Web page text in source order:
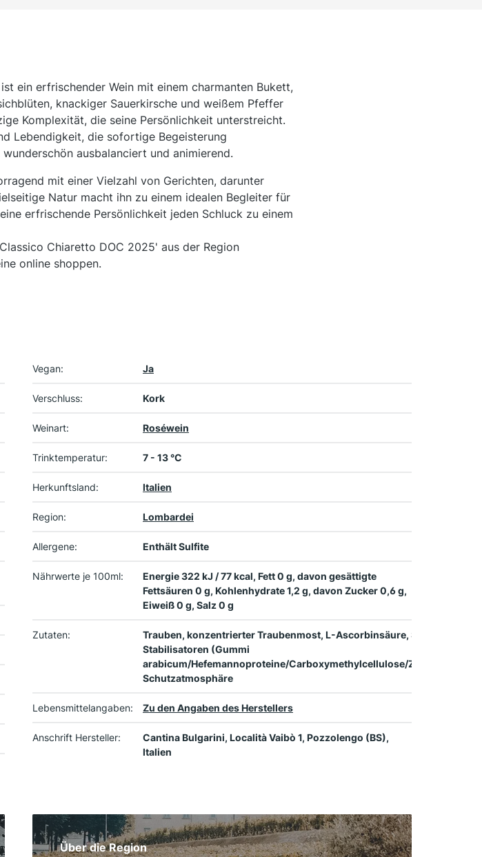
ein erfrischender Wein mit einem charmanten Bukett,
knackiger Sauerkirsche und weißem Pfeffer
Komplexität, die seine Persönlichkeit unterstreicht.
Lebendigkeit, die sofortige Begeisterung
ausbalanciert und animierend.
mit einer Vielzahl von Gerichten, darunter
Natur macht ihn zu einem idealen Begleiter für
erfrischende Persönlichkeit jeden Schluck zu einem
Chiaretto DOC 2025' aus der Region
online shoppen.
Vegan: Ja
Verschluss: Kork
Weinart: Roséwein
Trinktemperatur: 7 - 13 °C
Herkunftsland: Italien
Region: Lombardei
Allergene: Enthält Sulfite
Nährwerte je 100ml:
Energie 322 kJ / 77 kcal, Fett 0 g, davon gesättigte
Fettsäuren 0 g, Kohlenhydrate 1,2 g, davon Zucker 0,6 g,
Eiweiß 0 g, Salz 0 g
Zutaten:
Trauben, konzentrierter Traubenmost, L-Ascorbinsäure, Sulfite,
Stabilisatoren (Gummi
arabicum/Hefemannoproteine/Carboxymethylcellulose/Zitronensäure),
Schutzatmosphäre
Lebensmittelangaben: Zu den Angaben des Herstellers
Anschrift Hersteller:
Cantina Bulgarini, Località Vaibò 1, Pozzolengo (BS),
Italien
Über die Region